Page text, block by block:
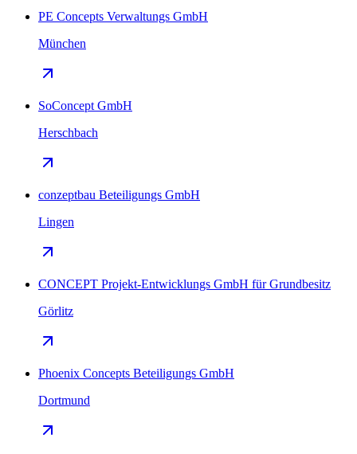
PE Concepts Verwaltungs GmbH
München
SoConcept GmbH
Herschbach
conzeptbau Beteiligungs GmbH
Lingen
CONCEPT Projekt-Entwicklungs GmbH für Grundbesitz
Görlitz
Phoenix Concepts Beteiligungs GmbH
Dortmund